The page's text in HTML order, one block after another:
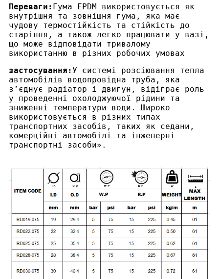
Переваги: Гума EPDM використовується як
внутрішня та зовнішня гума, яка має
чудову термостійкість та стійкість до
старіння, а також легко працювати у вазі,
що може відповідати тривалому
використанню в різних робочих умовах
застосування: У системі розсіювання тепла
автомобілів водопровідна труба, яка
з’єднує радіатор і двигун, відіграє роль
у проведенні охолоджуючої рідини та
зниженні температури води. Широко
використовується в різних типах
транспортних засобів, таких як седани,
комерційні автомобілі та інженерні
транспортні засоби».